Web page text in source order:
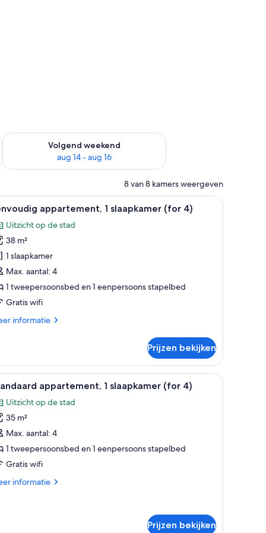
weekend aug 7 - aug 9
Volgend weekend
aug 14 - aug 16
De beschikbaarheid controleren voor volgend weekend aug
8 van 8 kamers weergeven
ramen met gordijnen, een radiator en een schilderij aan de muur.
en witte muur, een zwart hoofdeinde, twee nachtkastjes met lampen
Een woonkamer met een bank, een eettafel
6 appartement, 1 slaapkamer (for 4)
Uitzicht op de stad
38 m²
1 slaapkamer
Max. aantal: 4
1 tweepersoonsbed en 1 eenpersoons stapelbed
Gratis wifi
informatie
Prijzen bekijken
een eettafel met stoelen, een televisie en een lamp.
Een woonkamer met een bank, een
4 appartement, 1 slaapkamer (for 4)
Uitzicht op de stad
35 m²
Max. aantal: 4
1 tweepersoonsbed en 1 eenpersoons stapelbed
Gratis wifi
informatie
Prijzen bekijken